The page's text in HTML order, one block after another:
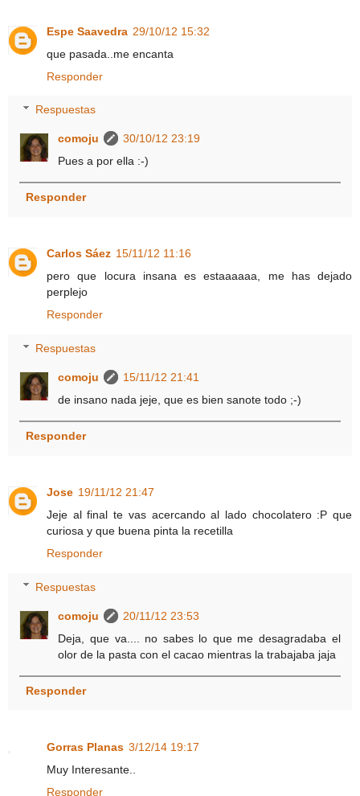
Espe Saavedra 29/10/12 15:32
que pasada..me encanta
Responder
Respuestas
comoju
30/10/12 23:19
Pues a por ella :-)
Responder
Carlos Sáez 15/11/12 11:16
pero que locura insana es estaaaaaa, me has dejado
perplejo
Responder
Respuestas
comoju
15/11/12 21:41
de insano nada jeje, que es bien sanote todo ;-)
Responder
Jose 19/11/12 21:47
Jeje al final te vas acercando al lado chocolatero :P que
curiosa y que buena pinta la recetilla
Responder
Respuestas
comoju
20/11/12 23:53
Deja, que va.... no sabes lo que me desagradaba el
olor de la pasta con el cacao mientras la trabajaba jaja
Responder
Gorras Planas 3/12/14 19:17
Muy Interesante..
Responder